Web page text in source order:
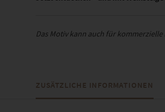
Das Motiv kann auch für
ZUSÄTZLICHE INFORMATIONEN